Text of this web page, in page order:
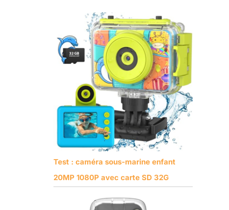
Test : caméra sous-marine enfant
20MP 1080P avec carte SD 32G